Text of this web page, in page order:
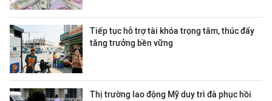
Tiếp tục hỗ trợ tài khóa trọng tâm, thúc đẩy
tăng trưởng bền vững
Thị trường lao động Mỹ duy trì đà phục hồi